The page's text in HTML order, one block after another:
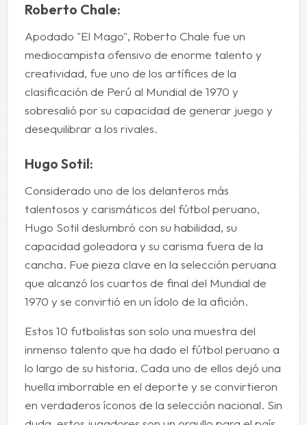
Roberto Chale:
Apodado "El Mago", Roberto Chale fue un
mediocampista ofensivo de enorme talento y
creatividad, fue uno de los artífices de la
clasificación de Perú al Mundial de 1970 y
sobresalió por su capacidad de generar juego y
desequilibrar a los rivales.
Hugo Sotil:
Considerado uno de los delanteros más
talentosos y carismáticos del fútbol peruano,
Hugo Sotil deslumbró con su habilidad, su
capacidad goleadora y su carisma fuera de la
cancha. Fue pieza clave en la selección peruana
que alcanzó los cuartos de final del Mundial de
1970 y se convirtió en un ídolo de la afición.
Estos 10 futbolistas son solo una muestra del
inmenso talento que ha dado el fútbol peruano a
lo largo de su historia. Cada uno de ellos dejó una
huella imborrable en el deporte y se convirtieron
en verdaderos íconos de la selección nacional. Sin